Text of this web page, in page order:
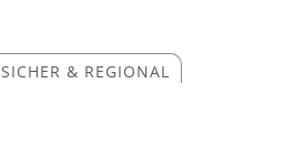
SICHER & REGIONAL